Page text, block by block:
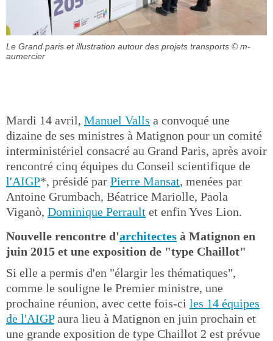
Le Grand paris et illustration autour des projets transports © m-
aumercier
Mardi 14 avril, Manuel Valls a convoqué une
dizaine de ses ministres à Matignon pour un comité
interministériel consacré au Grand Paris, après avoir
rencontré cinq équipes du Conseil scientifique de
l'AIGP*, présidé par Pierre Mansat, menées par
Antoine Grumbach, Béatrice Mariolle, Paola
Viganò, Dominique Perrault et enfin Yves Lion.
Nouvelle rencontre d'architectes à Matignon en
juin 2015 et une exposition de "type Chaillot"
Si elle a permis d'en "élargir les thématiques",
comme le souligne le Premier ministre, une
prochaine réunion, avec cette fois-ci les 14 équipes
de l'AIGPaura lieu à Matignon en juin prochain et
une grande exposition de type Chaillot 2 est prévue